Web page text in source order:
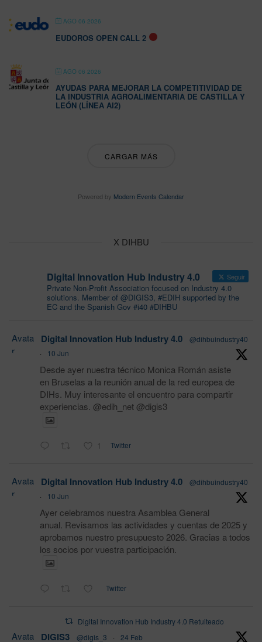
AGO 06 2026
EUDOROS OPEN CALL 2
AGO 06 2026
AYUDAS PARA MEJORAR LA COMPETITIVIDAD DE
LA INDUSTRIA AGROALIMENTARIA DE CASTILLA Y
LEÓN (LÍNEA AI2)
CARGAR MÁS
Powered by Modern Events Calendar
X DIHBU
Digital Innovation Hub Industry 4.0 Seguir
Private Non-Profit Association focused on Industry 4.0
solutions. Member of @DIGIS3, #EDIH supported by the
EC and the Spanish Gov #i40 #DIHBU
Avata
r
Digital Innovation Hub Industry 4.0
@dihbuindustry40
·
10 Jun
Desde ayer nuestra técnico Monica Román asiste
en Bruselas a la reunión anual de la red europea de
DIHs. Muy interesante el encuentro para compartir
experiencias. @edih_net @digis3
1 Twitter
Avata
r
Digital Innovation Hub Industry 4.0
@dihbuindustry40
·
10 Jun
Ayer celebramos nuestra Asamblea General
anual. Revisamos las actividades y cuentas de 2025 y
aprobamos nuestro presupuesto 2026. Gracias a todos
los socios por vuestra participación.
Twitter
Digital Innovation Hub Industry 4.0 Retuiteado
Avata
DIGIS3 @digis_3 · 24 Feb